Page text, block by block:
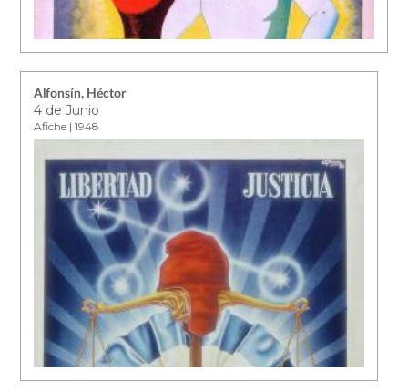
Alfonsín, Héctor
4 de Junio
Afiche | 1948